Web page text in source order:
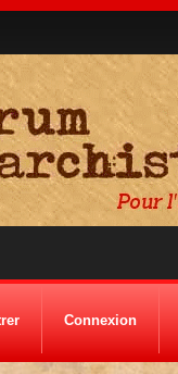
Connexion